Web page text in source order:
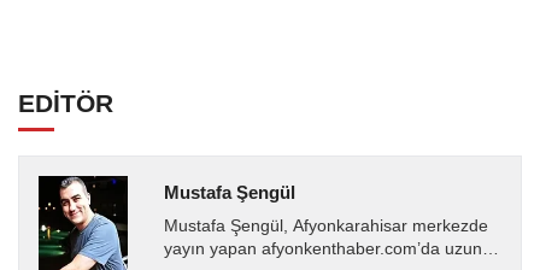
EDİTÖR
Mustafa Şengül
Mustafa Şengül, Afyonkarahisar merkezde
yayın yapan afyonkenthaber.com’da uzun